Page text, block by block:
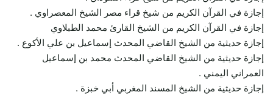
إجازة في القرآن الكريم من شيخ قراء مصر الشيخ المعصراوي .
إجازة في القرآن الكريم من الشيخ القارئ محمد الطبلاوي
إجازة حديثية من الشيخ القاضي المحدث إسماعيل بن علي الأكوع .
إجازة حديثية من الشيخ القاضي المحدث محمد بن إسماعيل
العمراني اليمني .
إجازة حديثية من الشيخ المسند المغربي أبي خبزة .